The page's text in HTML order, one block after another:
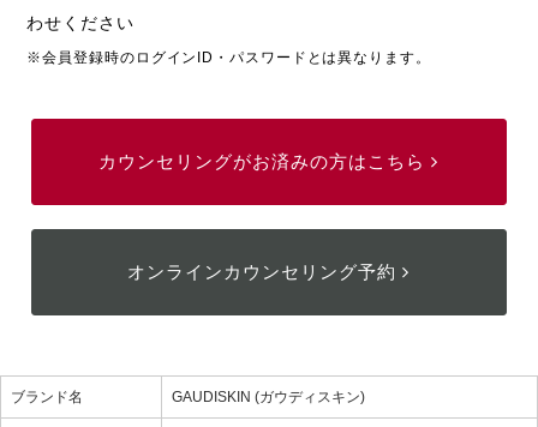
わせください
※会員登録時のログインID・パスワードとは異なります。
カウンセリングがお済みの方はこちら
オンラインカウンセリング予約
ブランド名 GAUDISKIN (ガウディスキン)